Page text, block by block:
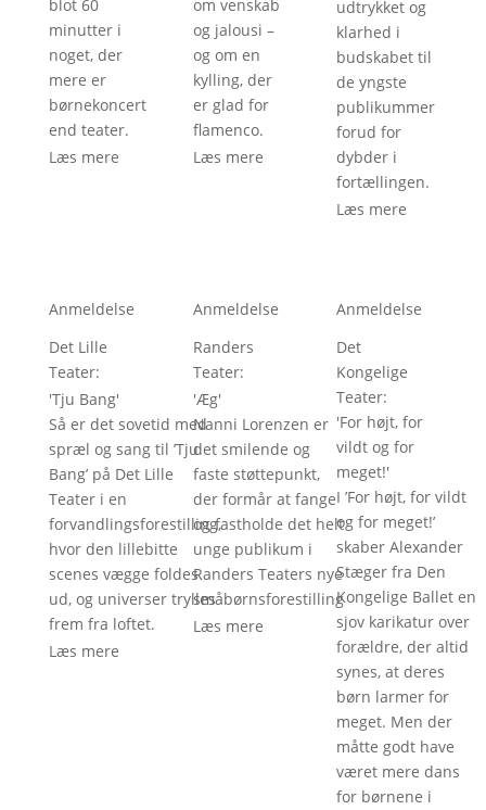
blot 60
minutter i
noget, der
mere er
børnekoncert
end teater.
Læs mere
om venskab
og jalousi –
og om en
kylling, der
er glad for
flamenco.
Læs mere
udtrykket og
klarhed i
budskabet til
de yngste
publikummer
forud for
dybder i
fortællingen.
Læs mere
Anmeldelse
Det Lille
Teater:
'Tju Bang'
Så er det sovetid med
spræl og sang til ’Tju
Bang’ på Det Lille
Teater i en
forvandlingsforestilling,
hvor den lillebitte
scenes vægge foldes
ud, og universer trylles
frem fra loftet.
Læs mere
Anmeldelse
Randers
Teater:
'Æg'
Nanni Lorenzen er
det smilende og
faste støttepunkt,
der formår at fange
og fastholde det helt
unge publikum i
Randers Teaters nye
småbørnsforestilling
Læs mere
Anmeldelse
Det
Kongelige
Teater:
'For højt, for
vildt og for
meget!'
I ’For højt, for vildt
og for meget!’
skaber Alexander
Stæger fra Den
Kongelige Ballet en
sjov karikatur over
forældre, der altid
synes, at deres
børn larmer for
meget. Men der
måtte godt have
været mere dans
for børnene i